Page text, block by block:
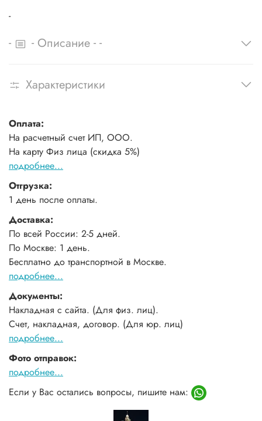
-
- - Описание - -
Характеристики
Оплата:
На расчетный счет ИП, ООО.
На карту Физ лица (скидка 5%)
подробнее...
Отгрузка:
1 день после оплаты.
Доставка:
По всей России: 2-5 дней.
По Москве: 1 день.
Бесплатно до транспортной в Москве.
подробнее...
Документы:
Накладная с сайта. (Для физ. лиц).
Счет, накладная, договор. (Для юр. лиц)
подробнее...
Фото отправок:
подробнее...
Если у Вас остались вопросы, пишите нам: